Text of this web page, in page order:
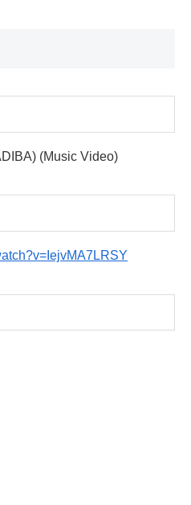
(Music Video)